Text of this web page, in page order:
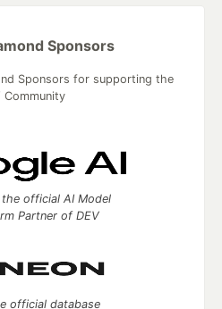
Sponsors
Sponsors for supporting the
Community
official AI Model
Partner of DEV
official database